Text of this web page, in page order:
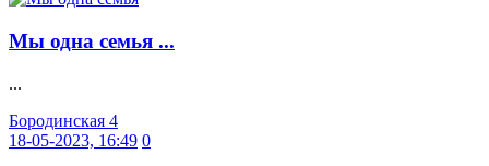
Мы одна семья ...
...
Бородинская 4
18-05-2023, 16:49 0